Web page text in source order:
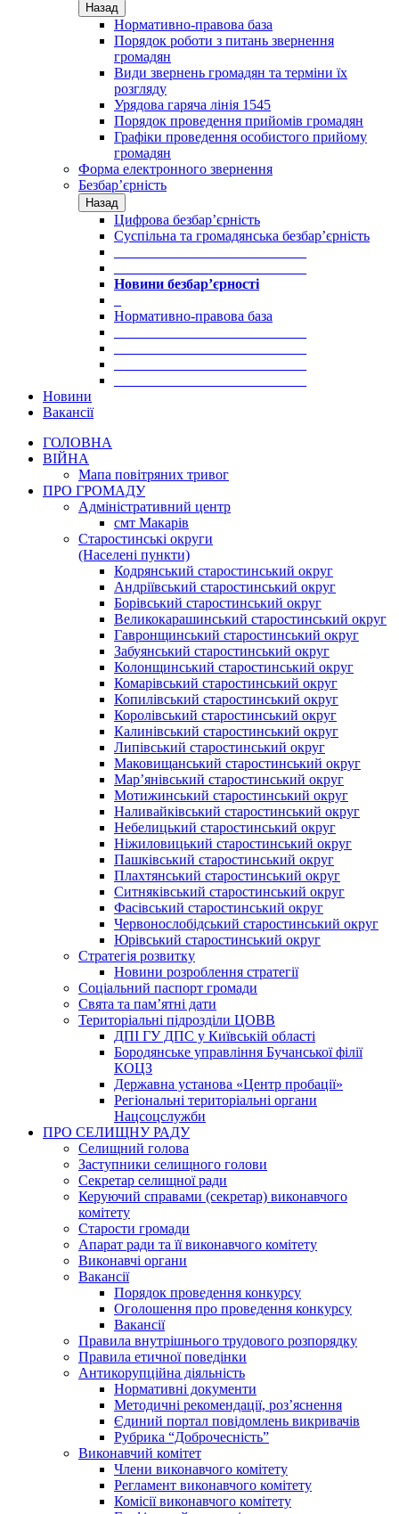
Назад
Нормативно-правова база
Порядок роботи з питань звернення
громадян
Види звернень громадян та терміни їх
розгляду
Урядова гаряча лінія 1545
Порядок проведення прийомів громадян
Графіки проведення особистого прийому
громадян
Форма електронного звернення
Безбар’єрність
Назад
Цифрова безбар’єрність
Суспільна та громадянська безбар’єрність
Новини безбар’єрності
Нормативно-правова база
Новини
Вакансії
ГОЛОВНА
ВІЙНА
Мапа повітряних тривог
ПРО ГРОМАДУ
Aдміністративний центр
смт Макарів
Старостинські округи
(Населені пункти)
Кодрянський старостинський округ
Андріївський старостинський округ
Борівський старостинський округ
Великокарашинський старостинський округ
Гавронщинський старостинський округ
Забуянський старостинський округ
Колонщинський старостинський округ
Комарівський старостинський округ
Копилівський старостинський округ
Королівський старостинський округ
Калинівський старостинський округ
Липівський старостинський округ
Маковищанський старостинський округ
Мар’янівський старостинський округ
Мотижинський старостинський округ
Наливайківський старостинський округ
Небелицький старостинський округ
Ніжиловицький старостинський округ
Пашківський старостинський округ
Плахтянський старостинський округ
Ситняківський старостинський округ
Фасівський старостинський округ
Червонослобідський старостинський округ
Юрівський старостинський округ
Стратегія розвитку
Новини розроблення стратегії
Соціальний паспорт громади
Свята та пам’ятні дати
Територіальні підрозділи ЦОВВ
ДПІ ГУ ДПС у Київській області
Бородянське управління Бучанської філії
КОЦЗ
Державна установа «Центр пробації»
Регіональні територіальні органи
Нацсоцслужби
ПРО СЕЛИЩНУ РАДУ
Селищний голова
Заступники селищного голови
Секретар селищної ради
Керуючий справами (секретар) виконавчого
комітету
Старости громади
Апарат ради та її виконавчого комітету
Виконавчі органи
Вакансії
Порядок проведення конкурсу
Оголошення про проведення конкурсу
Вакансії
Правила внутрішнього трудового розпорядку
Правила етичної поведінки
Антикорупційна діяльність
Нормативні документи
Методичні рекомендації, роз’яснення
Єдиний портал повідомлень викривачів
Рубрика “Доброчесність”
Виконавчий комітет
Члени виконавчого комітету
Регламент виконавчого комітету
Комісії виконавчого комітету